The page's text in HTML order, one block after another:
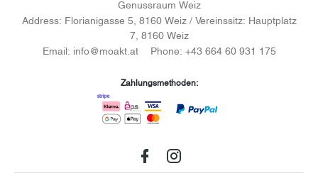
Genussraum Weiz
Address: Florianigasse 5, 8160 Weiz / Vereinssitz: Hauptplatz
7, 8160 Weiz
Email: info@moakt.at Phone: +43 664 60 931 175
Zahlungsmethoden: